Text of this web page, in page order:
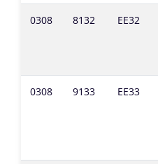
0308 8132 EE32
0308 9133 EE33